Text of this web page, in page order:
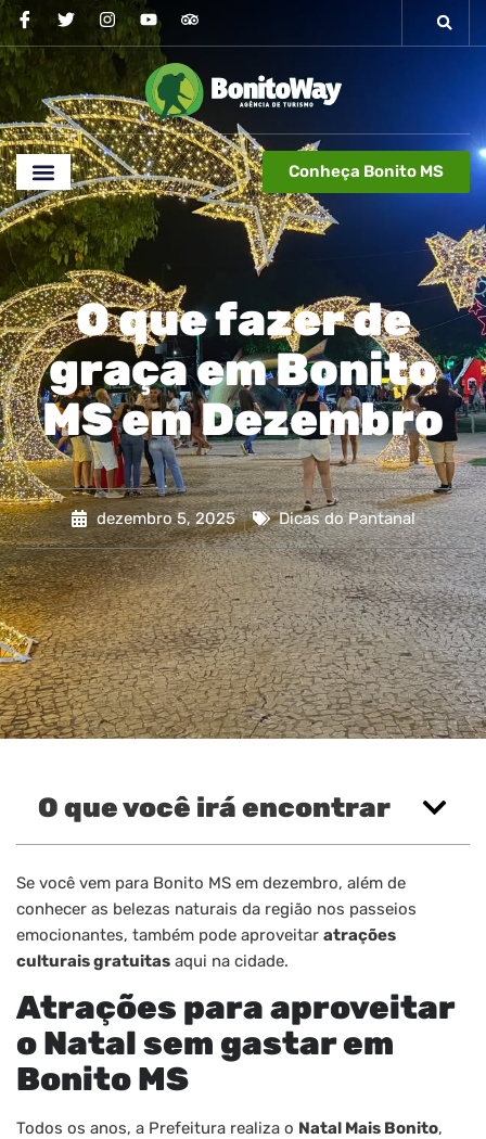
Conheça Bonito MS
O que fazer de
graça em Bonito
MS em Dezembro
dezembro 5, 2025 Dicas do Pantanal
O que você irá encontrar
Se você vem para Bonito MS em dezembro, além de
conhecer as belezas naturais da região nos passeios
emocionantes, também pode aproveitar atrações
culturais gratuitas aqui na cidade.
Atrações para aproveitar
o Natal sem gastar em
Bonito MS
Todos os anos, a Prefeitura realiza o Natal Mais Bonito,